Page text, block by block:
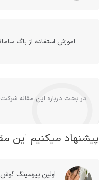
اموزش استفاده از باگ
در بحث درباره این مقاله شرکت
پیشنهاد میکنیم این
اولین پیرسینگ